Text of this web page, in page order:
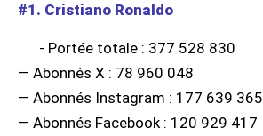
#1. Cristiano Ronaldo
- Portée totale : 377 528 830
— Abonnés X : 78 960 048
— Abonnés Instagram : 177 639 365
— Abonnés Facebook : 120 929 417